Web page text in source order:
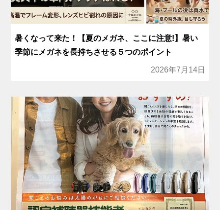
暑くなって来た！【夏のメガネ、ここに注意!】暑い
季節にメガネを長持ちさせる５つのポイント
2026年7月14日